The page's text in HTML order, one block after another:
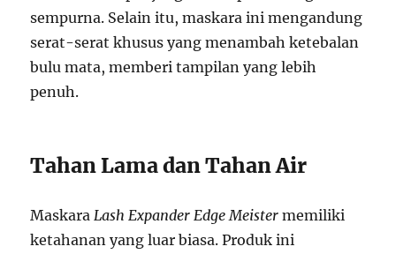
sempurna. Selain itu, maskara ini mengandung
serat-serat khusus yang menambah ketebalan
bulu mata, memberi tampilan yang lebih
penuh.
Tahan Lama dan Tahan Air
MaskaraLash Expander Edge Meister memiliki
ketahanan yang luar biasa. Produk ini